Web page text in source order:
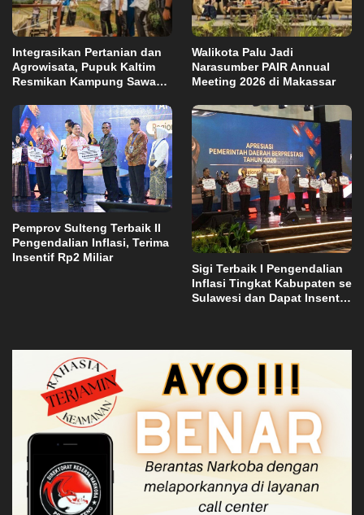
Integrasikan Pertanian dan
Agrowisata, Pupuk Kaltim
Resmikan Kampung Sawah
Walikota Palu Jadi
Narasumber PAIR Annual
Meeting 2026 di Makassar
Pemprov Sulteng Terbaik II
Pengendalian Inflasi, Terima
Insentif Rp2 Miliar
Sigi Terbaik I Pengendalian
Inflasi Tingkat Kabupaten se
Sulawesi dan Dapat Insentif